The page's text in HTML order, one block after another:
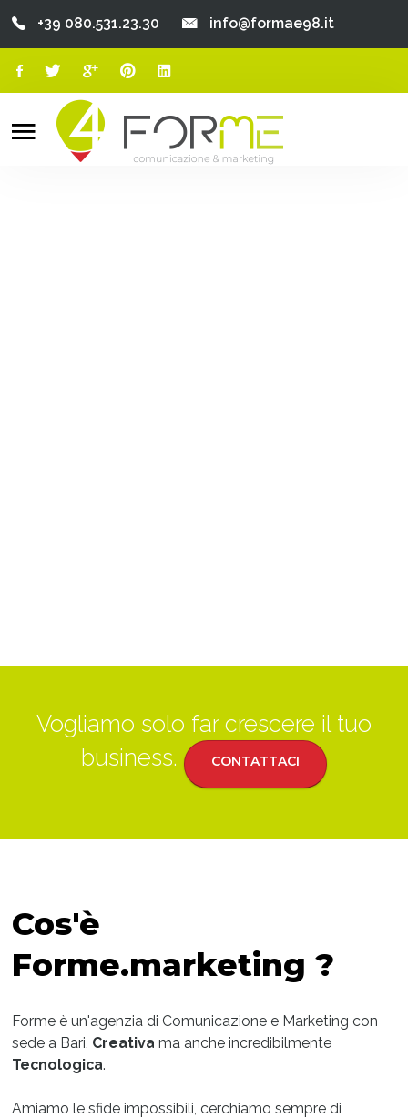
Chi Siamo
+39 080.531.23.30 info@formae98.it
Search
Vogliamo solo far crescere il tuo
business.
CONTATTACI
Cos'è
Forme.marketing ?
Forme è un'agenzia di Comunicazione e Marketing con
sede a Bari, Creativa ma anche incredibilmente
Tecnologica.
Amiamo le sfide impossibili, cerchiamo sempre di